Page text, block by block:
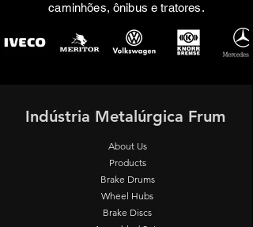
caminhões, ônibus e tratores.
Indústria Metalúrgica Frum
About Us
Products
Brake Drums
Wheel Hubs
Brake Discs